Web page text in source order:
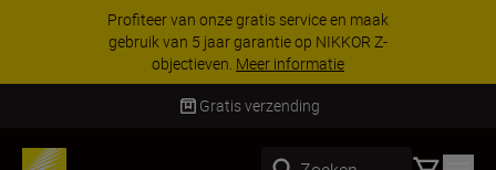
Profiteer van onze gratis service en maak
gebruik van 5 jaar garantie op NIKKOR Z-
objectieven. Meer informatie
Gratis verzending